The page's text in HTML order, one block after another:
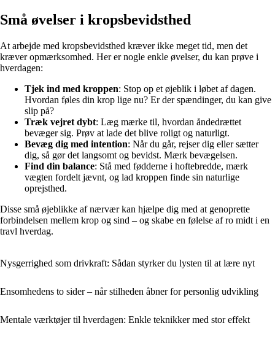
Små øvelser i kropsbevidsthed
At arbejde med kropsbevidsthed kræver ikke meget tid, men det
kræver opmærksomhed. Her er nogle enkle øvelser, du kan prøve i
hverdagen:
Tjek ind med kroppen: Stop op et øjeblik i løbet af dagen.
Hvordan føles din krop lige nu? Er der spændinger, du kan give
slip på?
Træk vejret dybt: Læg mærke til, hvordan åndedrættet
bevæger sig. Prøv at lade det blive roligt og naturligt.
Bevæg dig med intention: Når du går, rejser dig eller sætter
dig, så gør det langsomt og bevidst. Mærk bevægelsen.
Find din balance: Stå med fødderne i hoftebredde, mærk
vægten fordelt jævnt, og lad kroppen finde sin naturlige
oprejsthed.
Disse små øjeblikke af nærvær kan hjælpe dig med at genoprette
forbindelsen mellem krop og sind – og skabe en følelse af ro midt i en
travl hverdag.
Nysgerrighed som drivkraft: Sådan styrker du lysten til at lære nyt
Ensomhedens to sider – når stilheden åbner for personlig udvikling
Mentale værktøjer til hverdagen: Enkle teknikker med stor effekt